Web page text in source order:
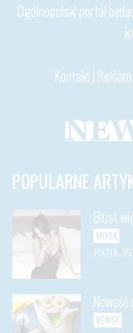
Ogólnopolski portal
Kontakt |
POPULARNE
Biust
MODA
PIĄTEK,
NEWSY